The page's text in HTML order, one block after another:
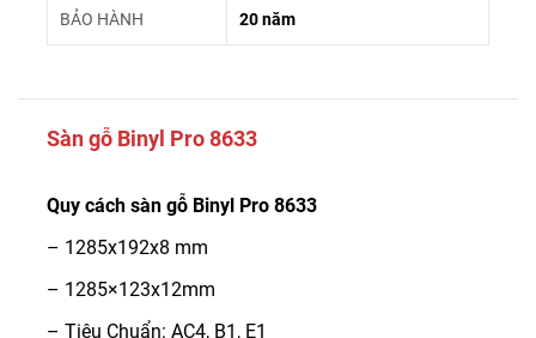
BẢO HÀNH 20 năm
Sàn gỗ Binyl Pro 8633
Quy cách sàn gỗ Binyl Pro 8633
– 1285x192x8 mm
– 1285×123x12mm
– Tiêu Chuẩn: AC4, B1, E1